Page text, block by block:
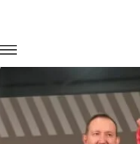
Турбофутбол X5 Retail Group